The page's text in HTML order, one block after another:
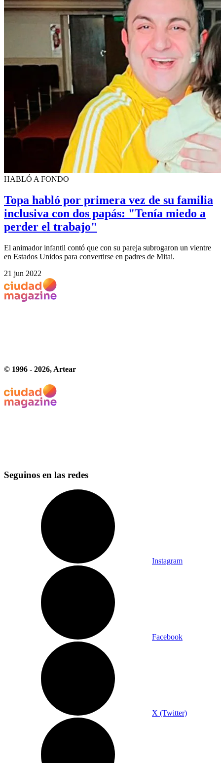
HABLÓ A FONDO
Topa habló por primera vez de su familia
inclusiva con dos papás: "Tenía miedo a
perder el trabajo"
El animador infantil contó que con su pareja subrogaron un vientre
en Estados Unidos para convertirse en padres de Mitai.
21 jun 2022
© 1996 - 2026, Artear
Seguinos en las redes
Instagram
Facebook
X (Twitter)